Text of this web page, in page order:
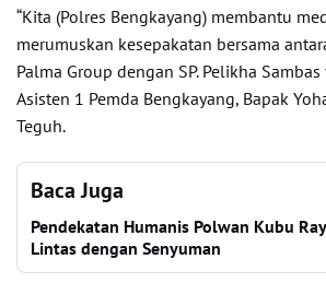
“Kita (Polres Bengkayang) membantu
merumuskan kesepakatan bersama
Palma Group dengan SP. Pelikha
Asisten 1 Pemda Bengkayang, Bapak
Teguh.
Baca Juga
Pendekatan Humanis Polwan Kubu
Lintas dengan Senyuman